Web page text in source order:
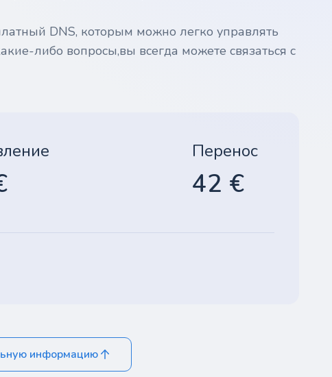
DNS, которым можно легко управлять
либо вопросы,вы всегда можете связаться с
Перенос
42 €
информацию